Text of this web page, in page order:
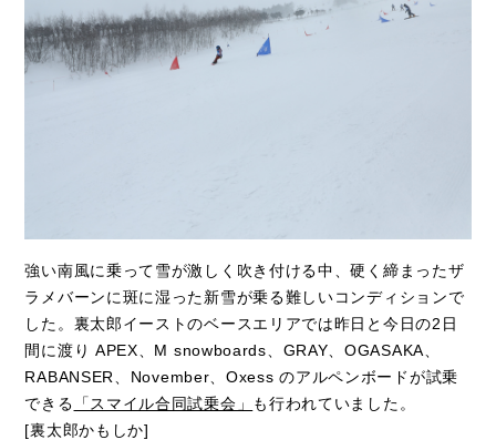
強い南風に乗って雪が激しく吹き付ける中、硬く締まったザ
ラメバーンに斑に湿った新雪が乗る難しいコンディションで
した。裏太郎イーストのベースエリアでは昨日と今日の2日
間に渡り APEX、M snowboards、GRAY、OGASAKA、
RABANSER、November、Oxess のアルペンボードが試乗
できる 「スマイル合同試乗会」
も行われていました。
[裏太郎かもしか]